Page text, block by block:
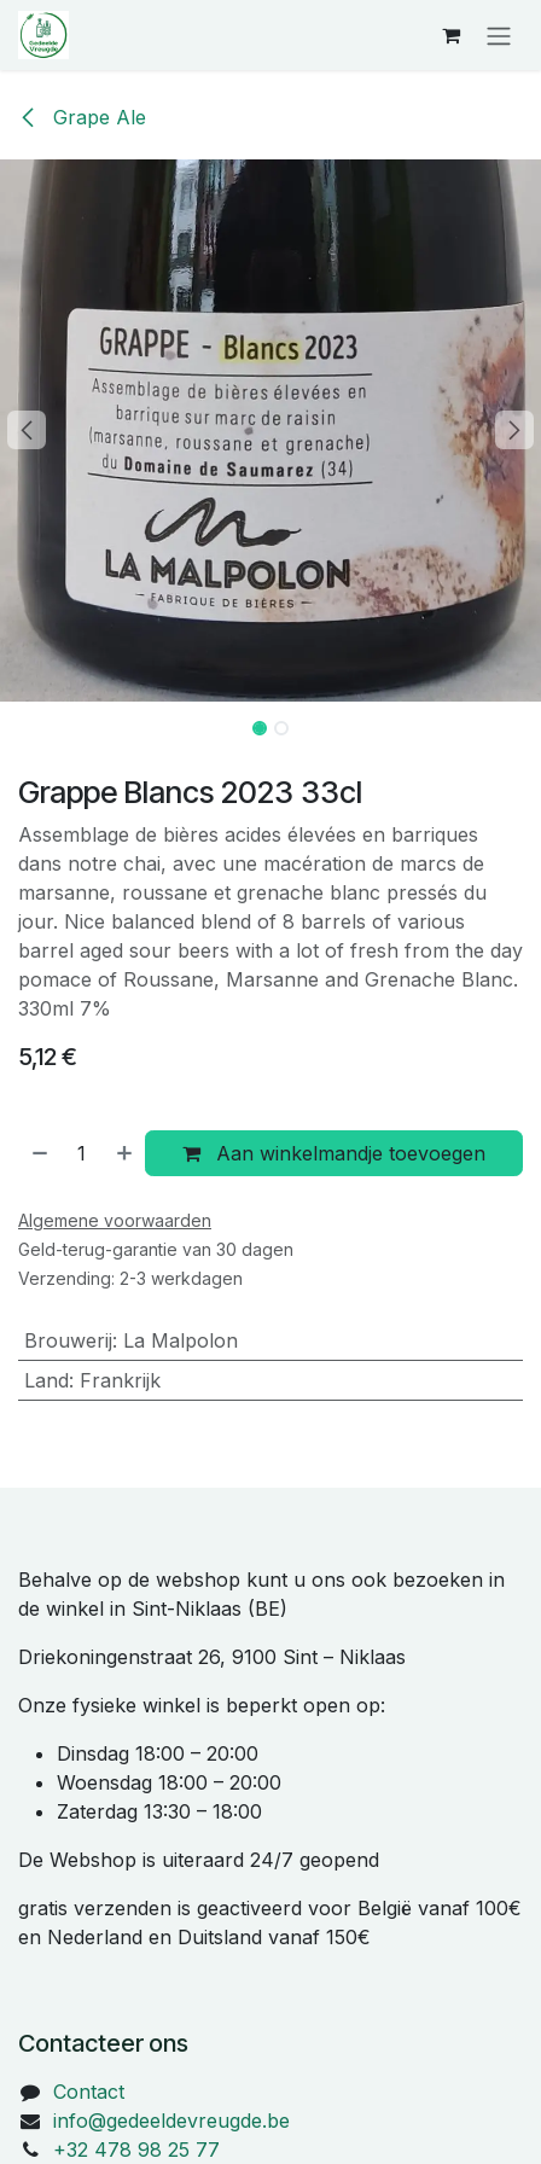
Overslaan naar inhoud
Grape Ale
Grappe Blancs 2023 33cl
Assemblage de bières acides élevées en barriques
dans notre chai, avec une macération de marcs de
marsanne, roussane et grenache blanc pressés du
jour. Nice balanced blend of 8 barrels of various
barrel aged sour beers with a lot of fresh from the day
pomace of Roussane, Marsanne and Grenache Blanc.
330ml 7%
5,12€
Aan winkelmandje toevoegen
Algemene voorwaarden
Geld-terug-garantie van 30 dagen
Verzending: 2-3 werkdagen
Brouwerij: La Malpolon
Land: Frankrijk
Behalve op de webshop kunt u ons ook bezoeken in
de winkel in Sint-Niklaas (BE)
Driekoningenstraat 26, 9100 Sint – Niklaas
Onze fysieke winkel is beperkt open op:
Dinsdag 18:00 – 20:00
Woensdag 18:00 – 20:00
Zaterdag 13:30 – 18:00
De Webshop is uiteraard 24/7 geopend
gratis verzenden is geactiveerd voor België vanaf 100€
en Nederland en Duitsland vanaf 150€
Contacteer ons
Contact
info@gedeeldevreugde.be
+32 478 98 25 77